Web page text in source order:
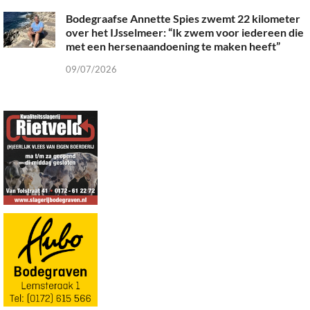
Bodegraafse Annette Spies zwemt 22 kilometer
over het IJsselmeer: “Ik zwem voor iedereen die
met een hersenaandoening te maken heeft”
09/07/2026